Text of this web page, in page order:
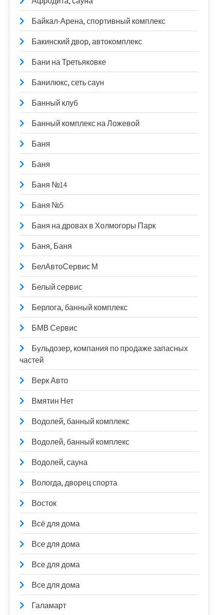
Байкал-Арена, спортивный комплекс
Бакинский двор, автокомплекс
Бани на Третьяковке
Банилюкс, сеть саун
Банный клуб
Банный комплекс на Ложевой
Баня
Баня
Баня №14
Баня №5
Баня на дровах в Холмогоры Парк
Баня, Баня
БелАвтоСервис М
Белый сервис
Берлога, банный комплекс
БМВ Сервис
Бульдозер, компания по продаже запасных
частей
Верк Авто
Вмятин Нет
Водолей, банный комплекс
Водолей, банный комплекс
Водолей, сауна
Вологда, дворец спорта
Восток
Всё для дома
Все для дома
Все для дома
Все для дома
Галамарт